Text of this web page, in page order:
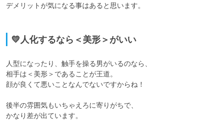
デメリットが気になる事はあると思います。
💛人化するなら＜美形＞がいい
人型になったり、触手を操る男がいるのなら、
相手は＜美形＞であることが王道。
顔が良くて悪いことなんでないですからね！
後半の雰囲気もいちゃえろに寄りがちで、
かなり差が出ています。